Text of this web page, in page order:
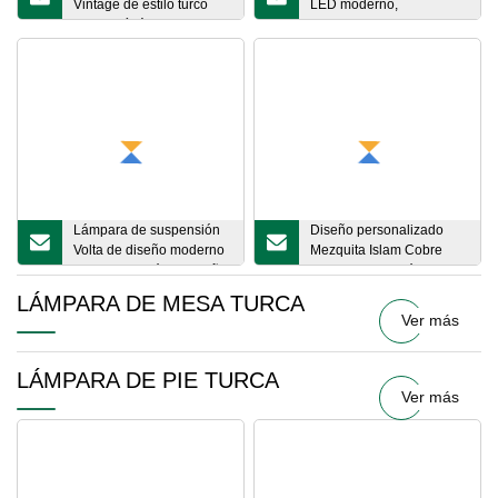
Vintage de estilo turco
marroquí, lámpara grande
mediterránea con Base
LED moderno,
candelabro de cristal de
lujo LED grande de Metal
Lámpara de suspensión
Volta de diseño moderno
con iluminación de araña
nórdica (WH
Diseño personalizado
Mezquita Islam Cobre
Cristal Iluminación
LÁMPARA DE MESA TURCA
Ver más
LÁMPARA DE PIE TURCA
Ver más